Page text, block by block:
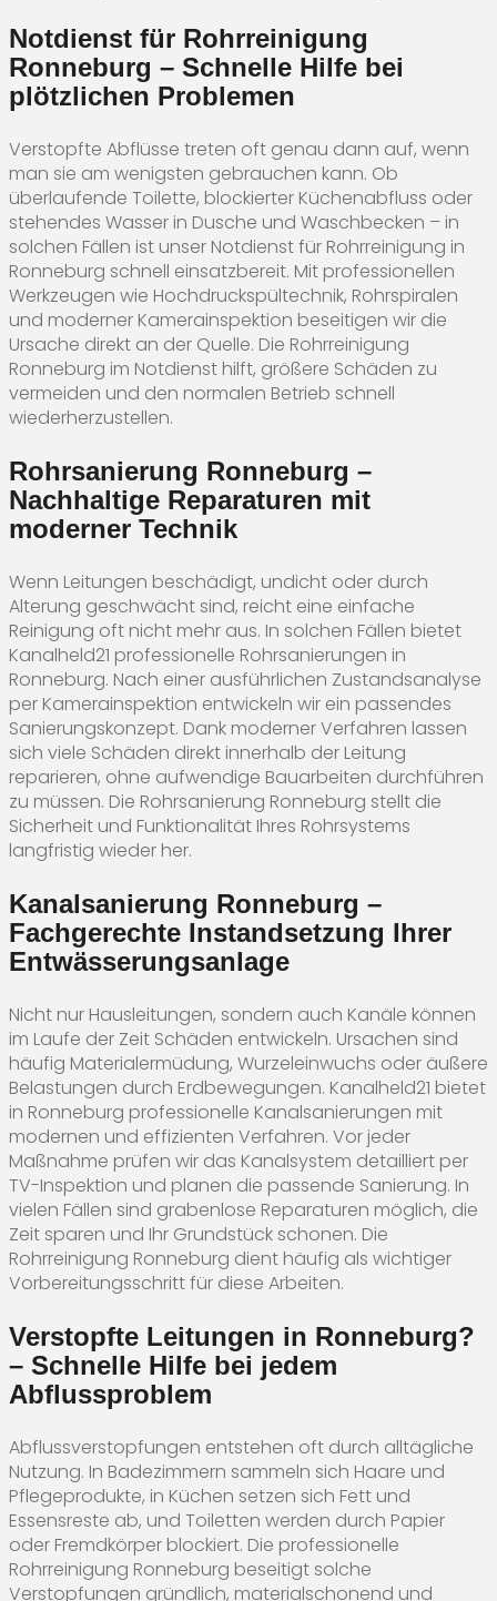
Notdienst für Rohrreinigung
Ronneburg – Schnelle Hilfe bei
plötzlichen Problemen
Verstopfte Abflüsse treten oft genau dann auf, wenn
man sie am wenigsten gebrauchen kann. Ob
überlaufende Toilette, blockierter Küchenabfluss oder
stehendes Wasser in Dusche und Waschbecken – in
solchen Fällen ist unser Notdienst für Rohrreinigung in
Ronneburg schnell einsatzbereit. Mit professionellen
Werkzeugen wie Hochdruckspültechnik, Rohrspiralen
und moderner Kamerainspektion beseitigen wir die
Ursache direkt an der Quelle. Die Rohrreinigung
Ronneburg im Notdienst hilft, größere Schäden zu
vermeiden und den normalen Betrieb schnell
wiederherzustellen.
Rohrsanierung Ronneburg –
Nachhaltige Reparaturen mit
moderner Technik
Wenn Leitungen beschädigt, undicht oder durch
Alterung geschwächt sind, reicht eine einfache
Reinigung oft nicht mehr aus. In solchen Fällen bietet
Kanalheld21 professionelle Rohrsanierungen in
Ronneburg. Nach einer ausführlichen Zustandsanalyse
per Kamerainspektion entwickeln wir ein passendes
Sanierungskonzept. Dank moderner Verfahren lassen
sich viele Schäden direkt innerhalb der Leitung
reparieren, ohne aufwendige Bauarbeiten durchführen
zu müssen. Die Rohrsanierung Ronneburg stellt die
Sicherheit und Funktionalität Ihres Rohrsystems
langfristig wieder her.
Kanalsanierung Ronneburg –
Fachgerechte Instandsetzung Ihrer
Entwässerungsanlage
Nicht nur Hausleitungen, sondern auch Kanäle können
im Laufe der Zeit Schäden entwickeln. Ursachen sind
häufig Materialermüdung, Wurzeleinwuchs oder äußere
Belastungen durch Erdbewegungen. Kanalheld21 bietet
in Ronneburg professionelle Kanalsanierungen mit
modernen und effizienten Verfahren. Vor jeder
Maßnahme prüfen wir das Kanalsystem detailliert per
TV-Inspektion und planen die passende Sanierung. In
vielen Fällen sind grabenlose Reparaturen möglich, die
Zeit sparen und Ihr Grundstück schonen. Die
Rohrreinigung Ronneburg dient häufig als wichtiger
Vorbereitungsschritt für diese Arbeiten.
Verstopfte Leitungen in Ronneburg?
– Schnelle Hilfe bei jedem
Abflussproblem
Abflussverstopfungen entstehen oft durch alltägliche
Nutzung. In Badezimmern sammeln sich Haare und
Pflegeprodukte, in Küchen setzen sich Fett und
Essensreste ab, und Toiletten werden durch Papier
oder Fremdkörper blockiert. Die professionelle
Rohrreinigung Ronneburg beseitigt solche
Verstopfungen gründlich, materialschonend und